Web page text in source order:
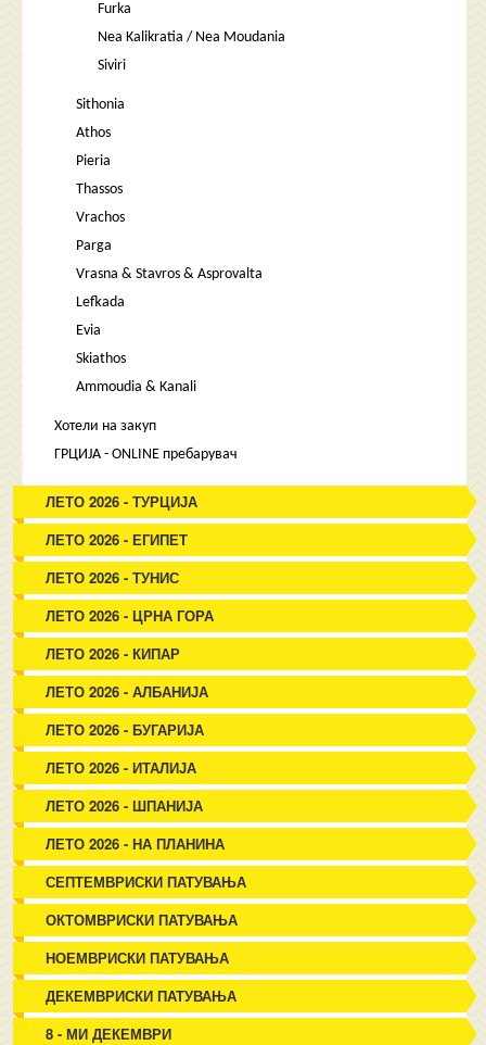
Furka
Nea Kalikratia / Nea Moudania
Siviri
Sithonia
Athos
Pieria
Thassos
Vrachos
Parga
Vrasna & Stavros & Asprovalta
Lefkada
Evia
Skiathos
Ammoudia & Kanali
Хотели на закуп
ГРЦИЈА - ONLINE пребарувач
ЛЕТО 2026 - ТУРЦИЈА
ЛЕТО 2026 - ЕГИПЕТ
ЛЕТО 2026 - ТУНИС
ЛЕТО 2026 - ЦРНА ГОРА
ЛЕТО 2026 - КИПАР
ЛЕТО 2026 - АЛБАНИЈА
ЛЕТО 2026 - БУГАРИЈА
ЛЕТО 2026 - ИТАЛИЈА
ЛЕТО 2026 - ШПАНИЈА
ЛЕТО 2026 - НА ПЛАНИНА
СЕПТЕМВРИСКИ ПАТУВАЊА
ОКТОМВРИСКИ ПАТУВАЊА
НОЕМВРИСКИ ПАТУВАЊА
ДЕКЕМВРИСКИ ПАТУВАЊА
8 - МИ ДЕКЕМВРИ